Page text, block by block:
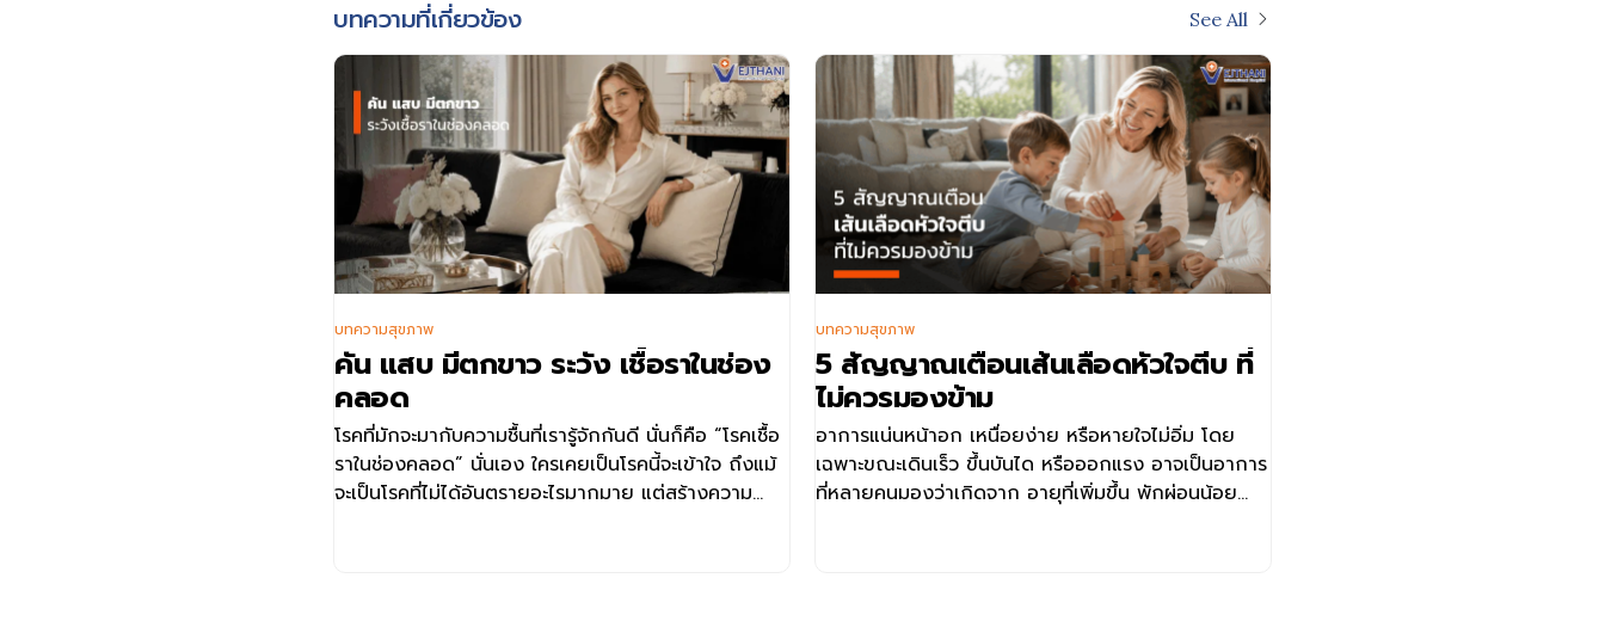
บทความที่เกี่ยวข้อง See All
คัน แสบ มีตกขาว ระวัง เชื้อราในช่อง
คลอด
โรคที่มักจะมากับความชื้นที่เรารู้จักกันดี นั่นก็คือ “โรคเชื้อ
ราในช่องคลอด” นั่นเอง ใครเคยเป็นโรคนี้จะเข้าใจ ถึงแม้
จะเป็นโรคที่ไม่ได้อันตรายอะไรมากมาย แต่สร้างความ
บทความสุขภาพ
5 สัญญาณเตือนเส้นเลือดหัวใจตีบ ที่
ไม่ควรมองข้าม
อาการแน่นหน้าอก เหนื่อยง่าย หรือหายใจไม่อิ่ม โดย
เฉพาะขณะเดินเร็ว ขึ้นบันได หรือออกแรง อาจเป็นอาการ
ที่หลายคนมองว่าเกิดจาก อายุที่เพิ่มขึ้น พักผ่อนน้อย
บทความสุขภาพ